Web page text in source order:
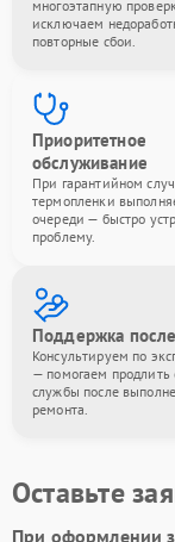
многоэтапную
исключаем
повторные сбои.
Приоритетное
обслуживание
При гарантийном
термопленки
очереди — быстро
проблему.
Поддержка после
Консультируем по
— помогаем продлить
службы после
ремонта.
Оставьте
При оформлении